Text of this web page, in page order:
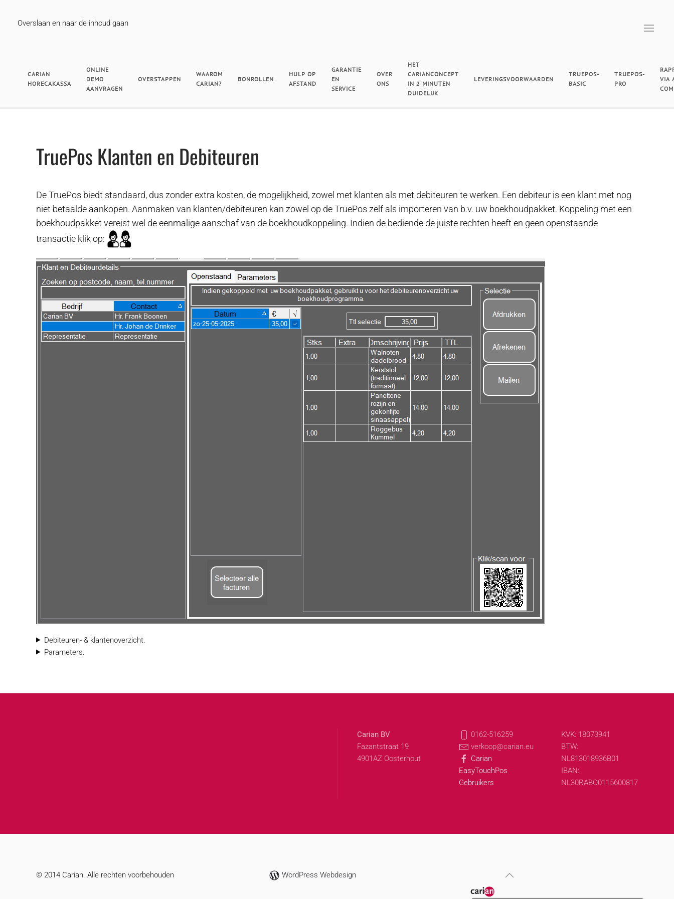
Overslaan en naar de inhoud gaan
CARIAN
HORECAKASSA
ONLINE
DEMO
AANVRAGEN
OVERSTAPPEN
WAAROM
CARIAN?
BONROLLEN
HULP OP
AFSTAND
GARANTIE
EN
SERVICE
OVER
ONS
HET
CARIANCONCEPT
IN 2 MINUTEN
DUIDELIJK
LEVERINGSVOORWAARDEN
TRUEPOS-
BASIC
TRUEPOS-
PRO
VIA
TruePos Klanten en Debiteuren
De TruePos biedt standaard, dus zonder extra kosten, de mogelijkheid, zowel met klanten als met debiteuren te werken. Een debiteur is een klant met nog
niet betaalde aankopen. Aanmaken van klanten/debiteuren kan zowel op de TruePos zelf als importeren van b.v. uw boekhoudpakket. Koppeling met een
boekhoudpakket vereist wel de eenmalige aanschaf van de boekhoudkoppeling. Indien de bediende de juiste rechten heeft en geen openstaande
transactie klik op:
Debiteuren- & klantenoverzicht.
Parameters.
Carian BV
Fazantstraat 19
4901AZ Oosterhout
0162-516259
verkoop@carian.eu
Carian
EasyTouchPos
Gebruikers
KVK: 18073941
BTW:
NL813018936B01
IBAN:
NL30RABO0115600817
© 2014 Carian. Alle rechten voorbehouden WordPress Webdesign